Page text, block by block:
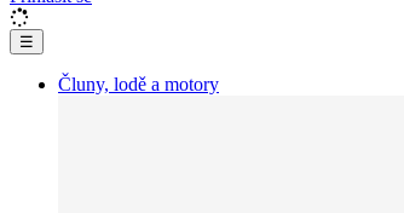
☰
Čluny, lodě a motory